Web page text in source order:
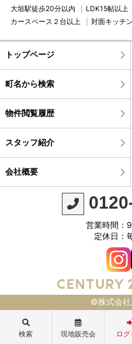
大垣駅徒歩20分以内 LDK15帖以上
カースペース２台以上
対面キッチン
トップページ
町名から検索
物件閲覧履歴
スタッフ紹介
会社概要
営業時間：
定休日：
©株式会社
検索 現地販売会 ロ